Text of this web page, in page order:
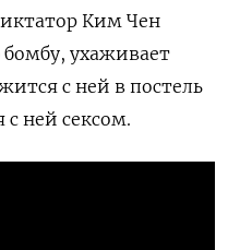
Ким Чен
ухаживает
с ней в постель
ней сексом.